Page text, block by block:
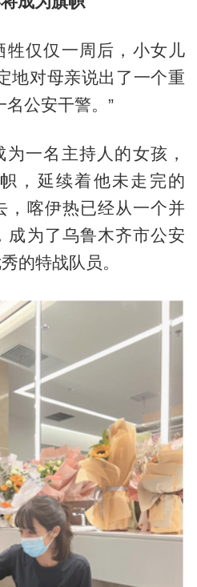
牲仅仅一周后，小女儿
地对母亲说出了一个重
名公安干警。”
一名主持人的女孩，
，延续着他未走完的
，喀伊热已经从一个并
成为了乌鲁木齐市公安
的特战队员。